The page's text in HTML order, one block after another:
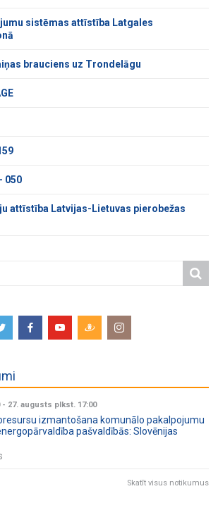
sistēmas attīstība Latgales
brauciens uz Trondelāgu
050
attīstība Latvijas-Lietuvas pierobežas
- 27. augusts plkst. 17:00
izmantošana komunālo pakalpojumu
pašvaldībās: Slovēnijas
Skatīt visus notikumus